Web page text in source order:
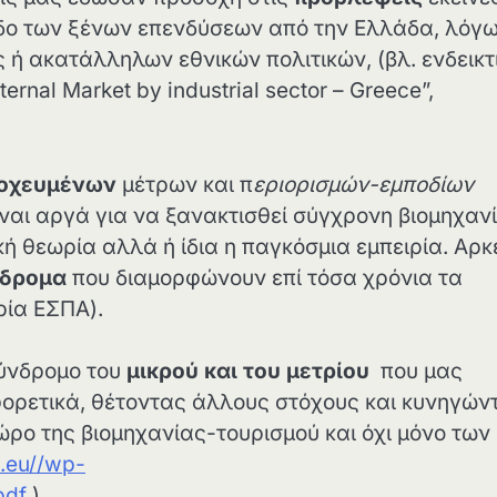
των ξένων επενδύσεων από την Ελλάδα,
ακατάλληλων εθνικών πολιτικών, (βλ.
Market by industrial sector – Greece”,
μέτρων και περιορισμών-εμποδίων
αργά για να ξανακτισθεί σύγχρονη
θεωρία αλλά ή ίδια η παγκόσμια εμπειρία.
που διαμορφώνουν επί τόσα χρόνια τα
ΕΣΠΑ).
του μικρού και του μετρίου που μας
θέτοντας άλλους στόχους και
της βιομηχανίας-τουρισμού και όχι μόνο των
wp-